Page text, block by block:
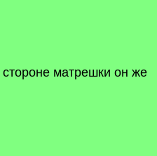
матрешки он же